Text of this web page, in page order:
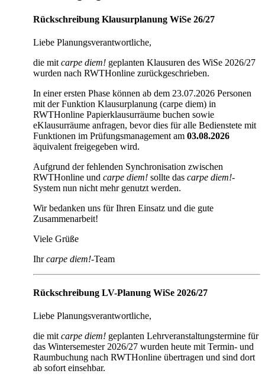
Rückschreibung Klausurplanung WiSe 26/27
Liebe Planungsverantwortliche,
die mit carpe diem! geplanten Klausuren des WiSe 2026/27
wurden nach RWTHonline zurückgeschrieben.
In einer ersten Phase können ab dem 23.07.2026 Personen
mit der Funktion Klausurplanung (carpe diem) in
RWTHonline Papierklausurräume buchen sowie
eKlausurräume anfragen, bevor dies für alle Bedienstete mit
Funktionen im Prüfungsmanagement am 03.08.2026
äquivalent freigegeben wird.
Aufgrund der fehlenden Synchronisation zwischen
RWTHonline und carpe diem! sollte das carpe diem!-
System nun nicht mehr genutzt werden.
Wir bedanken uns für Ihren Einsatz und die gute
Zusammenarbeit!
Viele Grüße
Ihrcarpe diem!-Team
Rückschreibung LV-Planung WiSe 2026/27
Liebe Planungsverantwortliche,
die mitcarpe diem! geplanten Lehrveranstaltungstermine für
das Wintersemester 2026/27 wurden heute mit Termin- und
Raumbuchung nach RWTHonline übertragen und sind dort
ab sofort einsehbar.